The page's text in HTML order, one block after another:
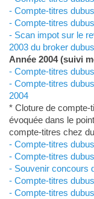
- Compte-titres
- Compte-titres
- Scan impot sur le
2003 du broker dubus
Année 2004 (suivi
- Compte-titres
- Compte-titres
2004
* Cloture de compte-
évoquée dans le
compte-titres chez
- Compte-titres
- Compte-titres
- Souvenir concours
- Compte-titres
- Compte-titres